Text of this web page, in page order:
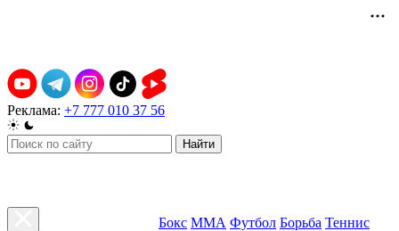
Реклама: +7 777 010 37 56
Найти
Бокс ММА Футбол Борьба Теннис